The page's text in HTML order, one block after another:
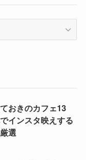
おきのカフェ13
インスタ映えする
選